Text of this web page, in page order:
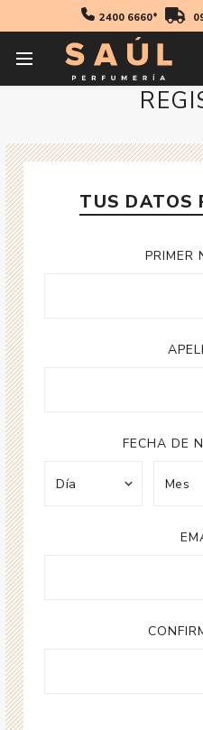
2400 6660*
TUS DATOS
PRIMER
FECHA DE